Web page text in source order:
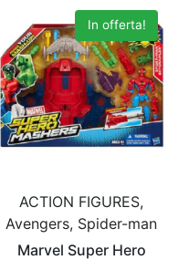
In offerta!
ACTION FIGURES,
Avengers, Spider-man
Marvel Super Hero